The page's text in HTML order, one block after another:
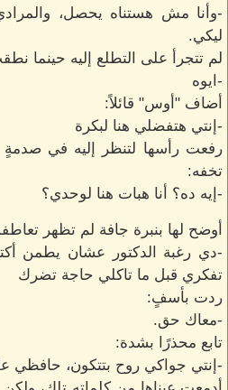
-وأنا مش هستناه يحصل،
ليكي.
لم تتجرأ على التطلع إليه حينما
-ايوه
أضاف "أوس" قائلاً:
-إنتي هتفضلي هنا لبكرة
رفعت رأسها لتنظر إليه في
تخفه:
-إيه ده؟ أنا هبات هنا لوحدي؟
أوضح لها بنبرة جافة لم تظهر
-دي رغبة الدكتور عشان يطمن
تفكري قبل ما تاكلي حاجة تضرك
ردت بأسفٍ:
-معاك حق.
تابع محذرًا بشدة:
-إنتي جواكي روح بتتكون، حافظي